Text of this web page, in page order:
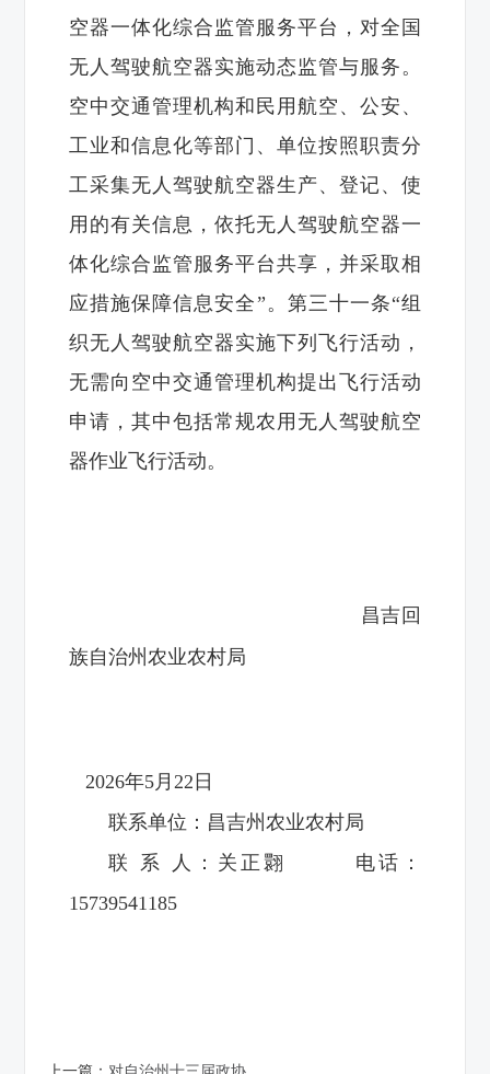
空器一体化综合监管服务平台，对全国
无人驾驶航空器实施动态监管与服务。
空中交通管理机构和民用航空、公安、
工业和信息化等部门、单位按照职责分
工采集无人驾驶航空器生产、登记、使
用的有关信息，依托无人驾驶航空器一
体化综合监管服务平台共享，并采取相
应措施保障信息安全”。第三十一条“组
织无人驾驶航空器实施下列飞行活动，
无需向空中交通管理机构提出飞行活动
申请，其中包括常规农用无人驾驶航空
器作业飞行活动。
昌吉回
族自治州农业农村局
2026年5月22日
联系单位：昌吉州农业农村局
联 系 人：关正翾 电话：
15739541185